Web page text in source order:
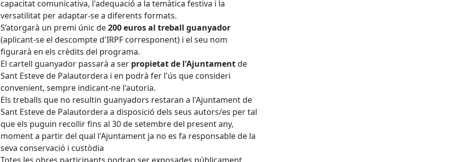
capacitat comunicativa, l'adequació a la temàtica festiva i la
versatilitat per adaptar-se a diferents formats.
S’atorgarà un premi únic de200 euros al treball guanyador
(aplicant-se el descompte d'IRPF corresponent) i el seu nom
figurarà en els crèdits del programa.
El cartell guanyador passarà a ser propietat de l'Ajuntamentde
Sant Esteve de Palautordera i en podrà fer l'ús que consideri
convenient, sempre indicant-ne l'autoria.
Els treballs que no resultin guanyadors restaran a l'Ajuntament de
Sant Esteve de Palautordera a disposició dels seus autors/es per tal
que els puguin recollir fins al 30 de setembre del present any,
moment a partir del qual l'Ajuntament ja no es fa responsable de la
seva conservació i custòdia